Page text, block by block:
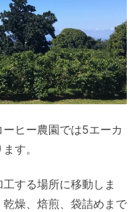
ーヒー農園では5エーカ
す。
する場所に移動しま
燥、焙煎、袋詰めまで